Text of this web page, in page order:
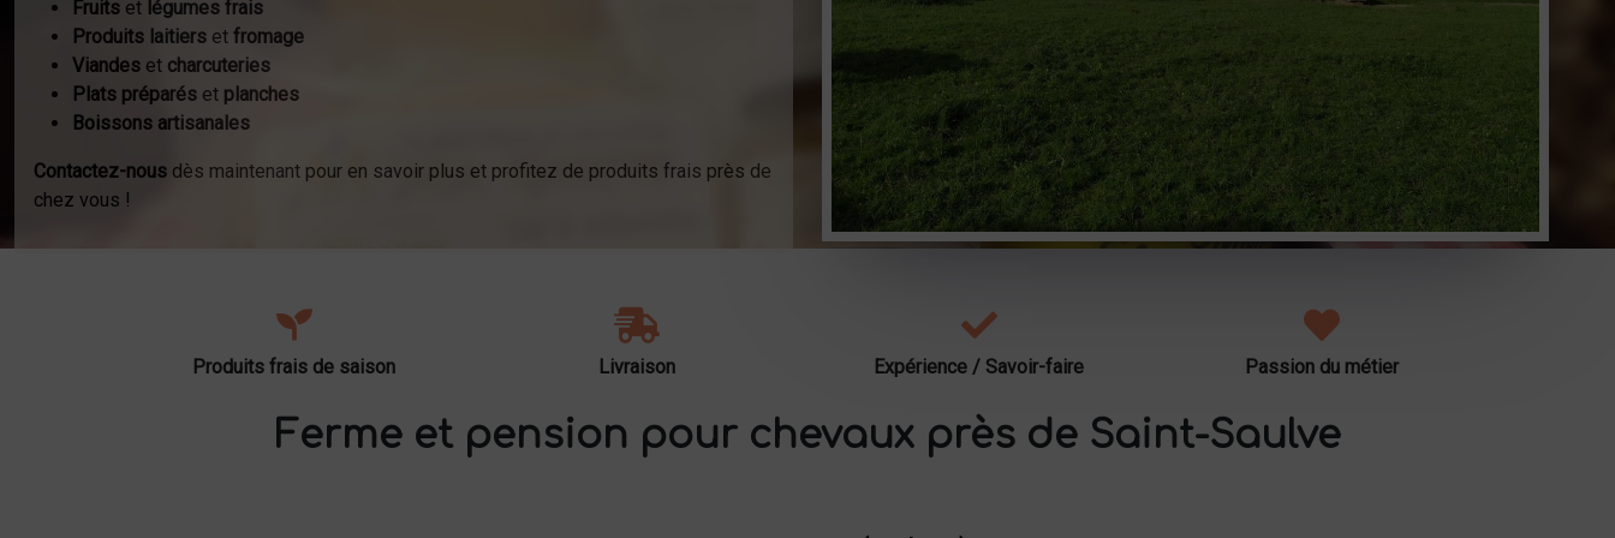
Fruits et légumes frais
Produits laitiers et fromage
Viandes et charcuteries
Plats préparés et planches
Boissons artisanales
Contactez-nous dès maintenant pour en savoir plus et profitez de produits frais près de
chez vous !
Produits frais de saison Livraison Expérience / Savoir-faire Passion du métier
Ferme et pension pour chevaux près de Saint-Saulve